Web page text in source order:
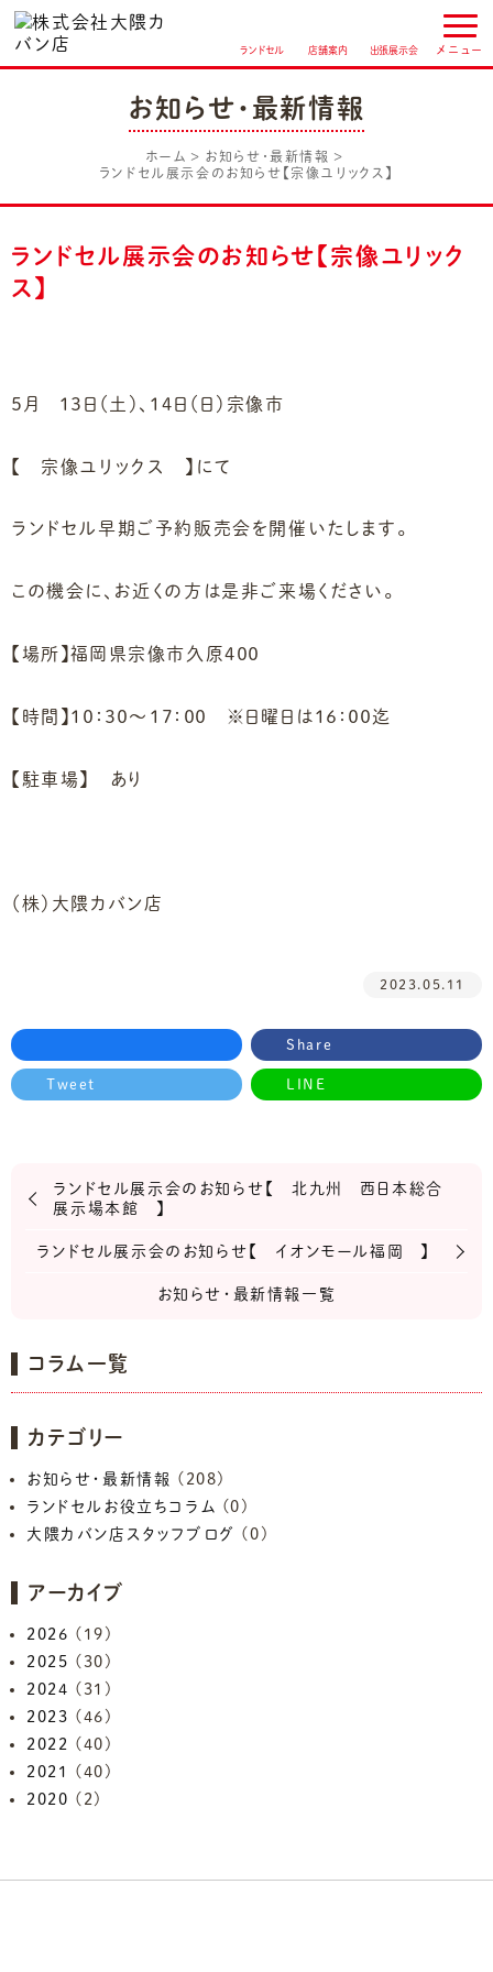
ランドセル 店舗案内 出張展示会
お知らせ・最新情報
ホーム
お知らせ・最新情報
ランドセル展示会のお知らせ【宗像ユリックス】
ランドセル展示会のお知らせ【宗像ユリック
ス】
５月 １３日（土）、１４日（日）宗像市
【 宗像ユリックス 】にて
ランドセル早期ご予約販売会を開催いたします。
この機会に、お近くの方は是非ご来場ください。
【場所】福岡県宗像市久原４００
【時間】１０：３０～１７：００ ※日曜日は１６：００迄
【駐車場】 あり
（株）大隈カバン店
2023.05.11
Share
Tweet LINE
ランドセル展示会のお知らせ【 北九州 西日本総合
展示場本館 】
ランドセル展示会のお知らせ【 イオンモール福岡 】
お知らせ・最新情報一覧
コラム一覧
カテゴリー
お知らせ・最新情報
(208)
ランドセルお役立ちコラム
(0)
大隈カバン店スタッフブログ
(0)
アーカイブ
2026 (19)
2025 (30)
2024 (31)
2023 (46)
2022
(40)
2021
(40)
2020 (2)